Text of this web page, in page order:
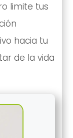
limite tus
hacia tu
de la vida